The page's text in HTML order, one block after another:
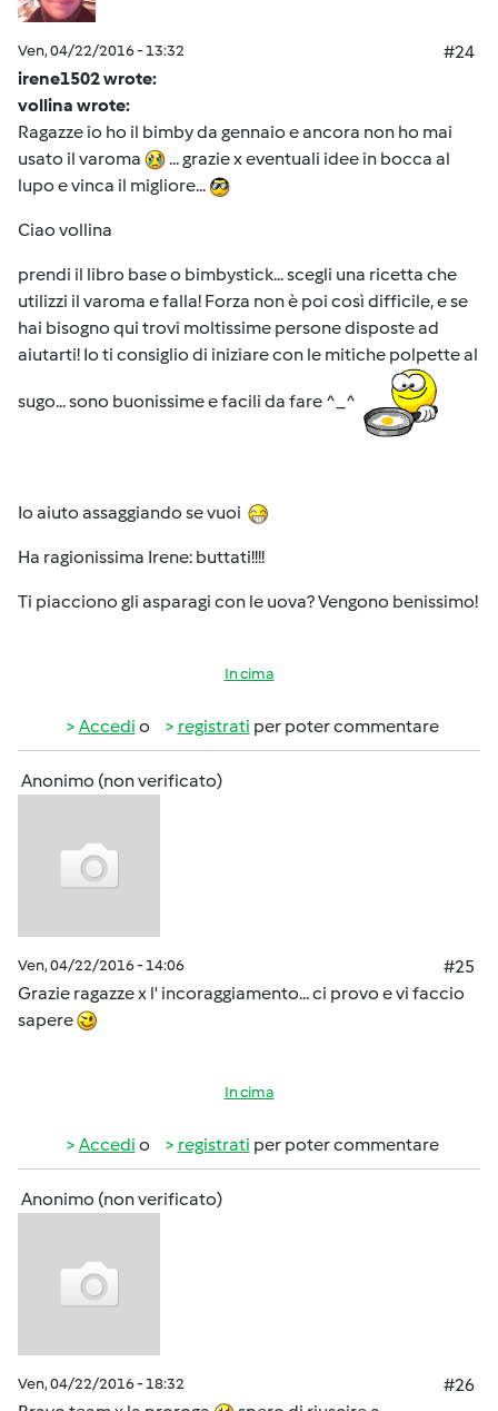
Ven, 04/22/2016 - 13:32
#24
irene1502 wrote:
vollina wrote:
Ragazze io ho il bimby da gennaio e ancora non ho mai
usato il varoma
... grazie x eventuali idee in bocca al
lupo e vinca il migliore...
Ciao vollina
prendi il libro base o bimbystick... scegli una ricetta che
utilizzi il varoma e falla! Forza non è poi così difficile, e se
hai bisogno qui trovi moltissime persone disposte ad
aiutarti! Io ti consiglio di iniziare con le mitiche polpette al
sugo... sono buonissime e facili da fare ^_^
Io aiuto assaggiando se vuoi
Ha ragionissima Irene: buttati!!!!
Ti piacciono gli asparagi con le uova? Vengono benissimo!
In cima
Accedi o registrati per poter commentare
Anonimo (non verificato)
Ven, 04/22/2016 - 14:06
#25
Grazie ragazze x l' incoraggiamento... ci provo e vi faccio
sapere
In cima
Accedi o registrati per poter commentare
Anonimo (non verificato)
Ven, 04/22/2016 - 18:32
#26